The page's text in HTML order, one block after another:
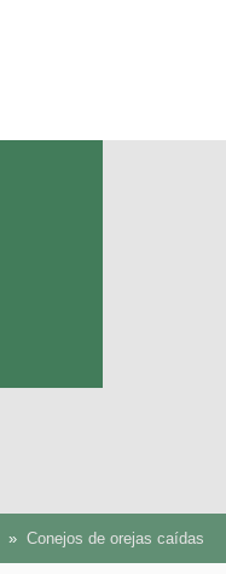
Conejos de orejas caídas